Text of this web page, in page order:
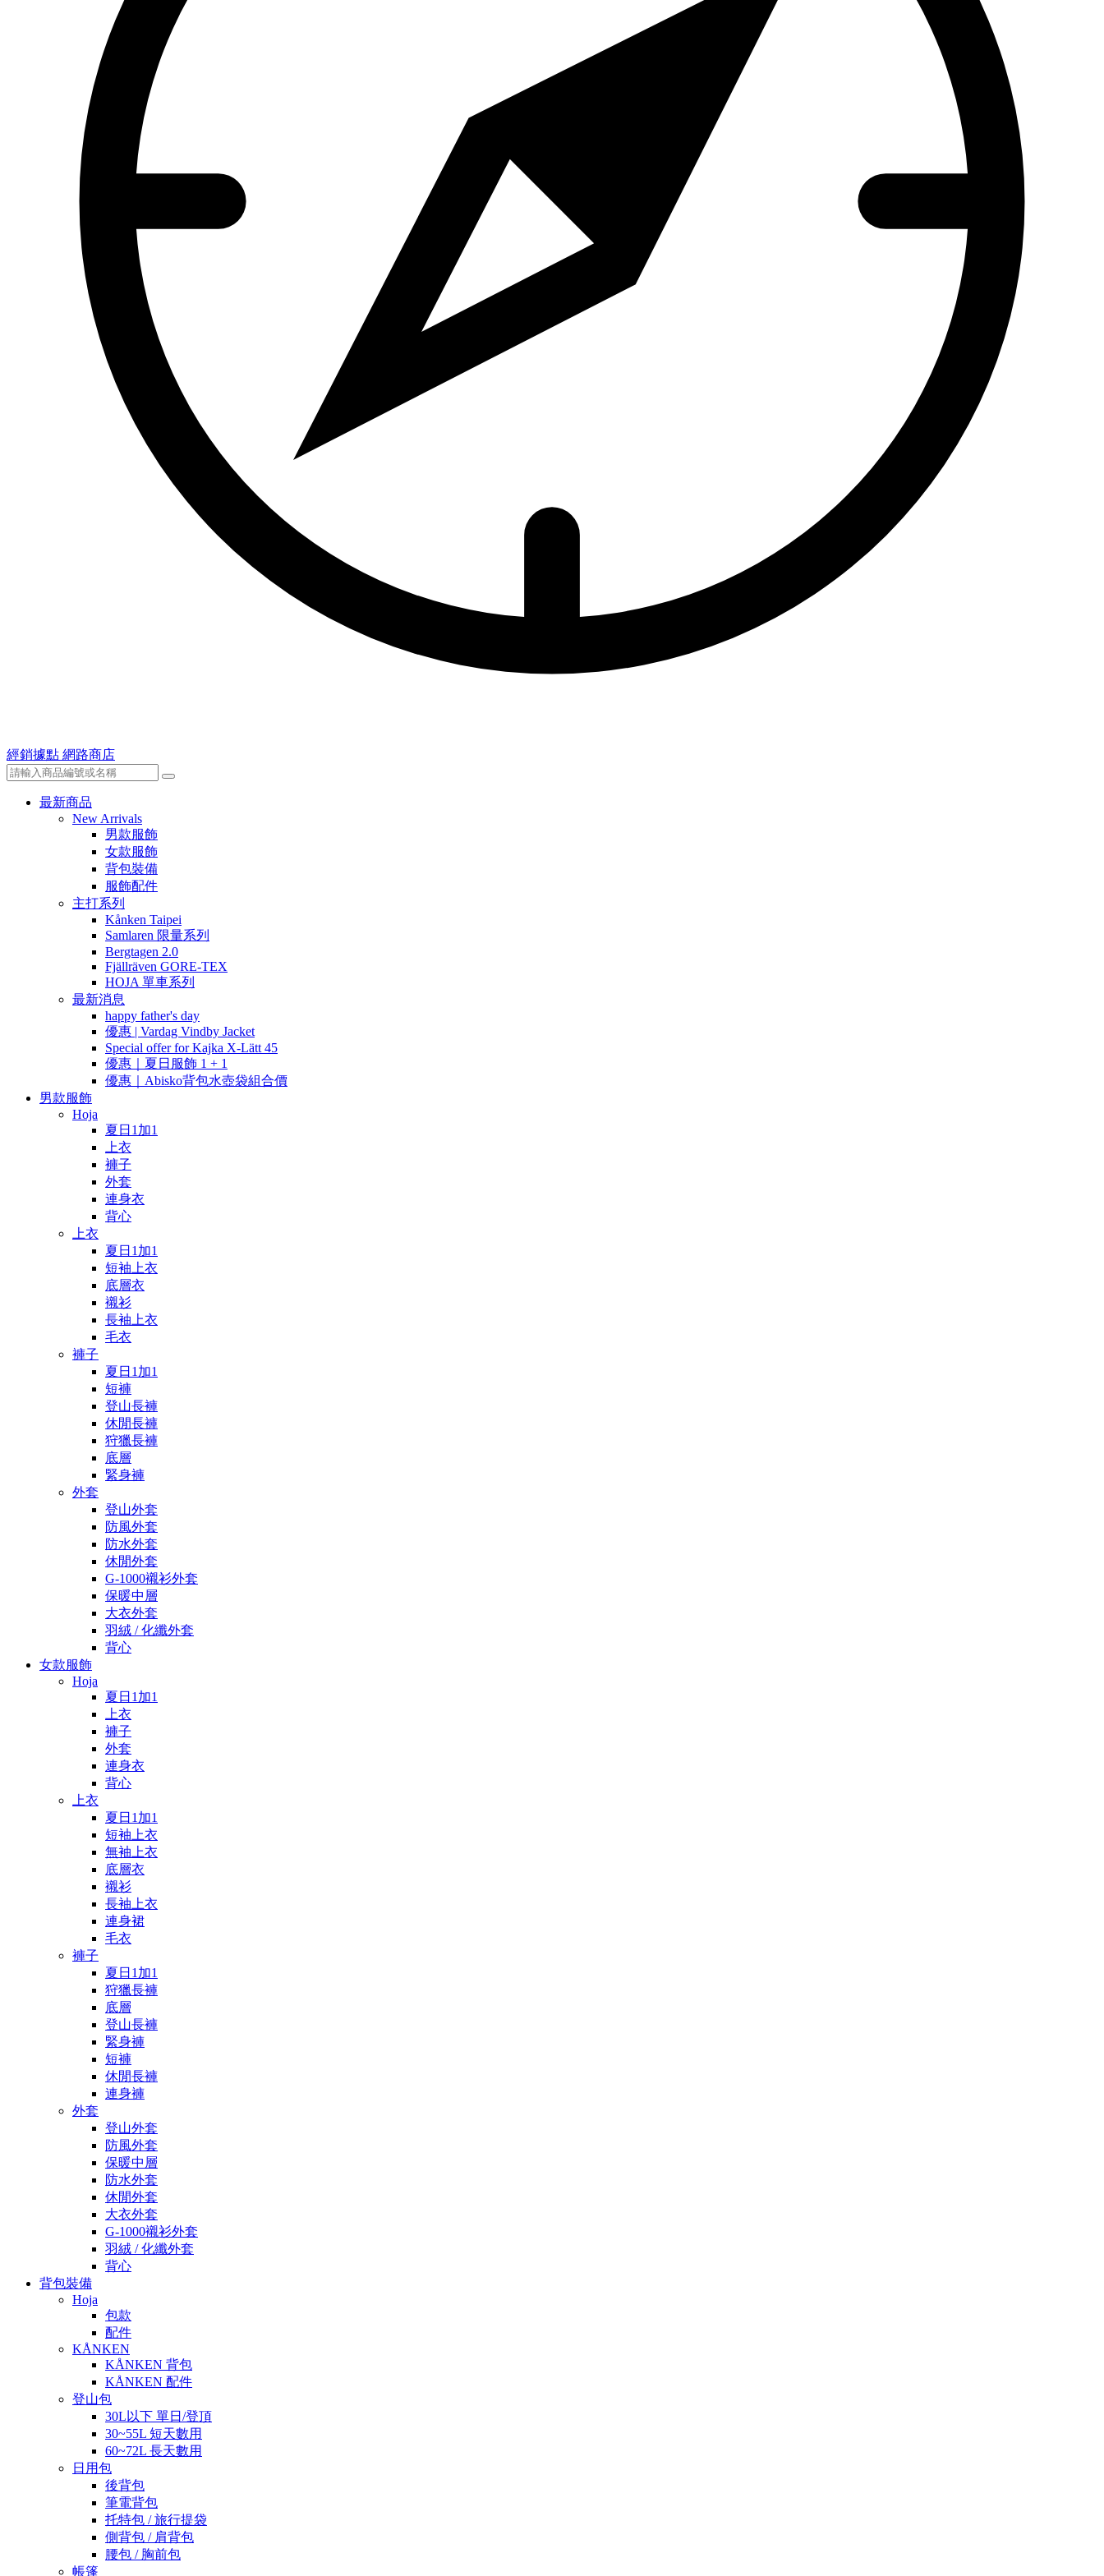
經銷據點 網路商店
最新商品
New Arrivals
男款服飾
女款服飾
背包裝備
服飾配件
主打系列
Kånken Taipei
Samlaren 限量系列
Bergtagen 2.0
Fjällräven GORE-TEX
HOJA 單車系列
最新消息
happy father's day
優惠 | Vardag Vindby Jacket
Special offer for Kajka X-Lätt 45
優惠｜夏日服飾 1 + 1
優惠｜Abisko背包水壺袋組合價
男款服飾
Hoja
夏日1加1
上衣
褲子
外套
連身衣
背心
上衣
夏日1加1
短袖上衣
底層衣
襯衫
長袖上衣
毛衣
褲子
夏日1加1
短褲
登山長褲
休閒長褲
狩獵長褲
底層
緊身褲
外套
登山外套
防風外套
防水外套
休閒外套
G-1000襯衫外套
保暖中層
大衣外套
羽絨 / 化纖外套
背心
女款服飾
Hoja
夏日1加1
上衣
褲子
外套
連身衣
背心
上衣
夏日1加1
短袖上衣
無袖上衣
底層衣
襯衫
長袖上衣
連身裙
毛衣
褲子
夏日1加1
狩獵長褲
底層
登山長褲
緊身褲
短褲
休閒長褲
連身褲
外套
登山外套
防風外套
保暖中層
防水外套
休閒外套
大衣外套
G-1000襯衫外套
羽絨 / 化纖外套
背心
背包裝備
Hoja
包款
配件
KÅNKEN
KÅNKEN 背包
KÅNKEN 配件
登山包
30L以下 單日/登頂
30~55L 短天數用
60~72L 長天數用
日用包
後背包
筆電背包
托特包 / 旅行提袋
側背包 / 肩背包
腰包 / 胸前包
帳篷